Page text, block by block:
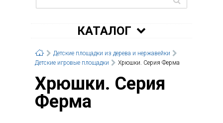
КАТАЛОГ
Детские площадки из дерева и нержавейки
Детские игровые площадки
Хрюшки. Серия Ферма
Хрюшки. Серия
Ферма